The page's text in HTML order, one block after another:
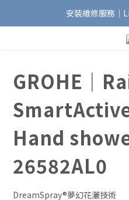
加入會員｜即
安裝維修服務｜
好友募集中｜官
GROHE｜
Hand
26582AL0
DreamSpray®夢幻花灑技術